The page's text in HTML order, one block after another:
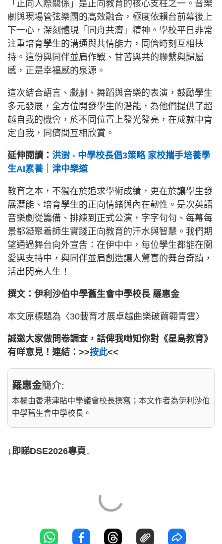
「正向人際關係」是正向教育的核心支柱之一。音樂
劇與現場管弦樂團的高效融合，極度依賴台前幕後上
下一心，深刻體現「同舟共濟」精神。學校平日非常
注重培育學生的溝通與共情能力，同儕時刻互相扶
持。這份與同伴並肩作戰、甘苦與共的聯繫與歸屬
感，正是幸福感的泉源。
這次結合語言、戲劇、舞蹈與音樂的表演，鼓勵學生
多元發展，全方位開發學生的潛能，為他們提供了超
越自我的機會，於不同位置上發光發亮，在成就中肯
定自我，同儕間互相欣賞。
延伸閱讀： 洪澍 - 中學校長倡3策略 家校攜手培養學
生AI素養｜津中樂道
教育之本，不獨在於追求學術成績，更在於讓學生發
展潛能、培育學生的正向情緒與內在韌性。是次英語
音樂劇從籌備、排練到正式公演，字字句句、每幕每
景都凝聚着師生實踐正向教育的汗水與智慧。我們期
望通過舞台向外宣告：在伊中中，每位學生都能在關
愛與支持中，與同伴並肩創造讓人驚喜的舞台奇蹟，
活出閃亮人生！
撰文：伊利沙伯中學舊生會中學校長 羅惠金
本文原標題為〈30載育才展卓越曲樂破繭翱青雲〉
誠邀大家做問卷調查，話俾我哋知你對《星島教育》
有咩意見！連結：>>按此<<
羅惠金簡介:
本欄由香港津貼中學議會校長撰寫；本文作者為伊利沙伯
中學舊生會中學校長。
↓即睇DSE2026專頁↓